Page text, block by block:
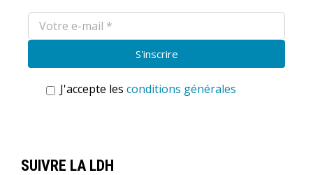
J'accepte les conditions générales
SUIVRE LA LDH